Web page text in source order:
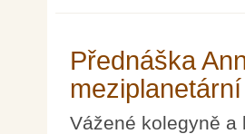
Přednáška
Vážené kolegyně a